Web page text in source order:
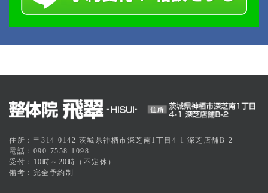
住所：〒314-0142 茨城県神栖市深芝南1丁目4-1 深芝店舗B-2
電話：090-7558-1098
受付：10時～20時（不定休）
備考：完全予約制